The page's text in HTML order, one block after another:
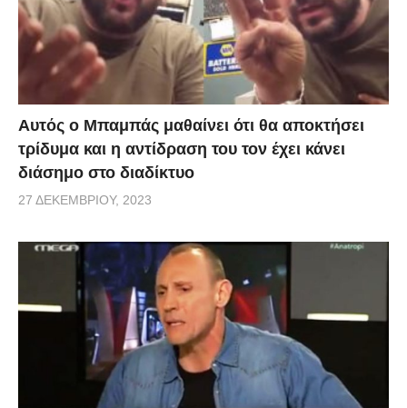
Αυτός ο Μπαμπάς μαθαίνει ότι θα αποκτήσει
τρίδυμα και η αντίδραση του τον έχει κάνει
διάσημο στο διαδίκτυο
27 ΔΕΚΕΜΒΡΊΟΥ, 2023